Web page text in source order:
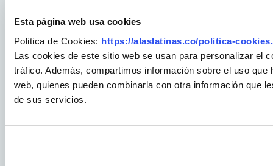
Esta página web usa cookies
Politica de Cookies: https://alaslatinas.co/politica-
Las cookies de este sitio web se usan para personalizar el
tráfico. Además, compartimos información sobre el uso
web, quienes pueden combinarla con otra información que
de sus servicios.